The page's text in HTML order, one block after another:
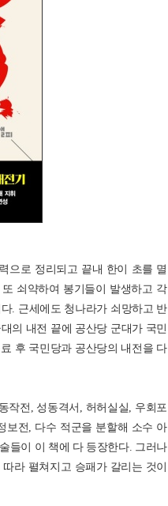
으로 정리되고 끝내 한이 초를 멸
쇠약하여 봉기들이 발생하고 각
. 근세에도 청나라가 쇠망하고 반
의 내전 끝에 공산당 군대가 국민
후 국민당과 공산당의 내전을 다
작전, 성동격서, 허허실실, 우회포
보전, 다수 적군을 분할해 소수 아
들이 이 책에 다 등장한다. 그러나
라 펼쳐지고 승패가 갈리는 것이